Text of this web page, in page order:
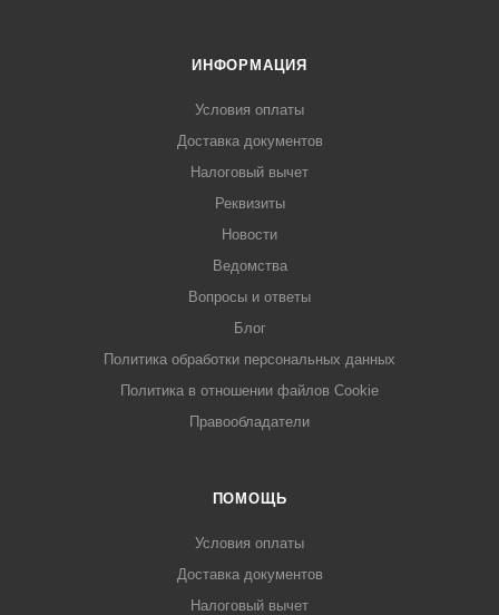
ИНФОРМАЦИЯ
Условия оплаты
Доставка документов
Налоговый вычет
Реквизиты
Новости
Ведомства
Вопросы и ответы
Блог
Политика обработки персональных данных
Политика в отношении файлов Cookie
Правообладатели
ПОМОЩЬ
Условия оплаты
Доставка документов
Налоговый вычет